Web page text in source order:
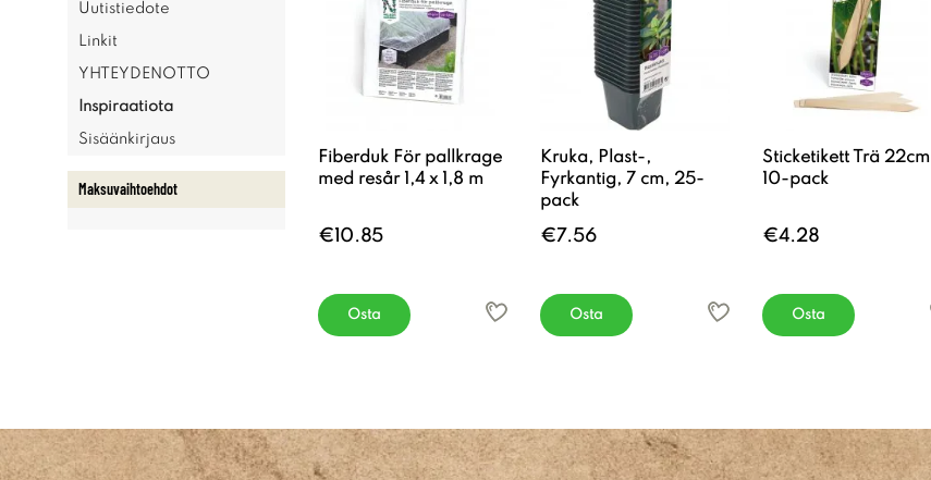
Uutistiedote
Linkit
YHTEYDENOTTO
Inspiraatiota
Sisäänkirjaus
Maksuvaihtoehdot
Fiberduk För pallkrage
med resår 1,4 x 1,8 m
€10.85
Osta
Kruka, Plast-,
Fyrkantig, 7 cm, 25-
pack
€7.56
Osta
Sticketikett Trä 22cm
10-pack
€4.28
Osta